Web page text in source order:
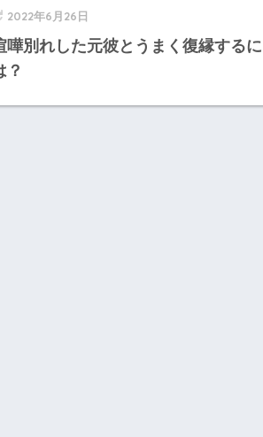
2022年6月26日
嘩別れした元彼とうまく復縁するに
？